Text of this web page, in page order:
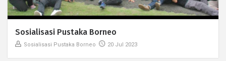
Sosialisasi Pustaka Borneo
Sosialisasi Pustaka Borneo 20 Jul 2023